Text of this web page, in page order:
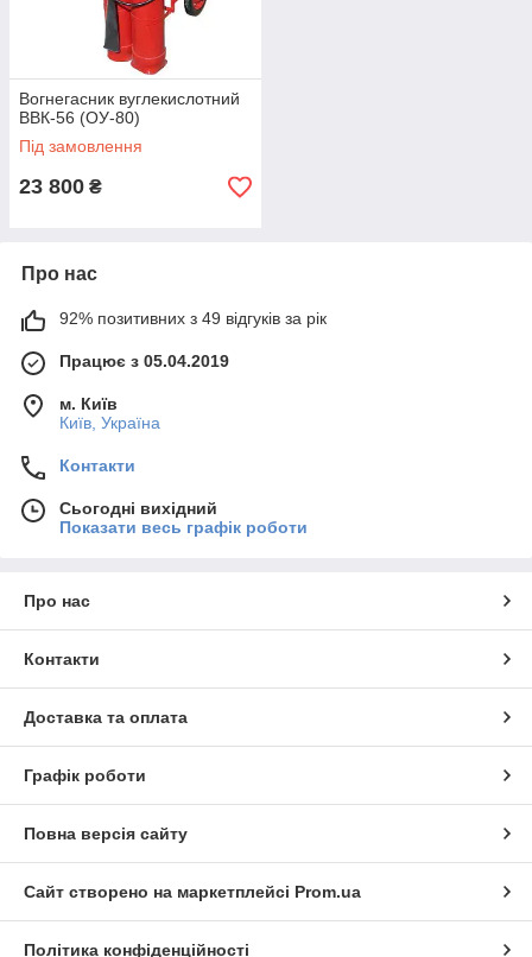
Вогнегасник вуглекислотний
ВВК-56 (ОУ-80)
Під замовлення
23 800 ₴
Про нас
92% позитивних з 49 відгуків за рік
Працює з 05.04.2019
м. Київ
Київ, Україна
Контакти
Сьогодні вихідний
Показати весь графік роботи
Про нас
Контакти
Доставка та оплата
Графік роботи
Повна версія сайту
Сайт створено на маркетплейсі Prom.ua
Політика конфіденційності